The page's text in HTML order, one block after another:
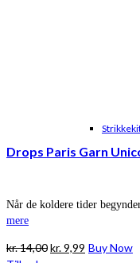
Drops Paris Garn
Når de koldere tider
mere
kr.14,00Den
kr.9,99 Den
Buy Now